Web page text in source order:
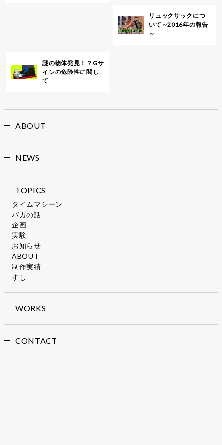
リュックサックにつ
いて～2016年の報告
～
謎の物体発見！？Gサ
インの危険性に関し
て
ABOUT
NEWS
TOPICS
タイムマシーン
バカの話
企画
実験
お知らせ
ABOUT
制作実績
すし
WORKS
CONTACT